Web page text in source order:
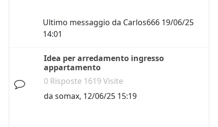
Ultimo messaggio da Carlos666 19/06/25
14:01
Idea per arredamento ingresso
appartamento
0 Risposte 1619 Visite
da somax, 12/06/25 15:19